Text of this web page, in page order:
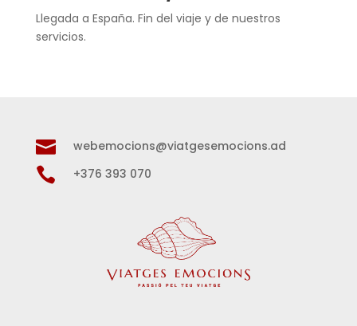
Llegada a España. Fin del viaje y de nuestros
servicios.
 webemocions@viatgesemocions.ad
 +376 393 070